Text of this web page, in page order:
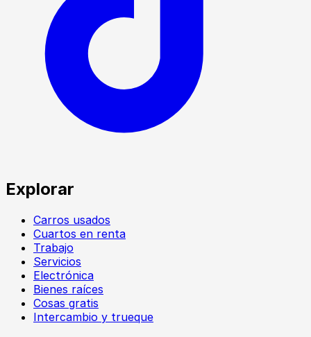
Explorar
Carros usados
Cuartos en renta
Trabajo
Servicios
Electrónica
Bienes raíces
Cosas gratis
Intercambio y trueque